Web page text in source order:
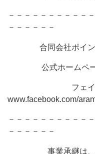
－－－－－－－－－－
－－－－－－
合同会社ポイン
公式ホームペー
フェイス
www.facebook.com/
－－－－－－－－－－
－－－－－－
事業承継は、単に